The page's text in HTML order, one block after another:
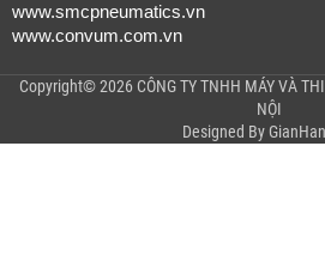
www.smcpneumatics.vn
www.convum.com.vn
Copyright© 2026 CÔNG TY TNHH MÁY VÀ
NỘI
Designed By